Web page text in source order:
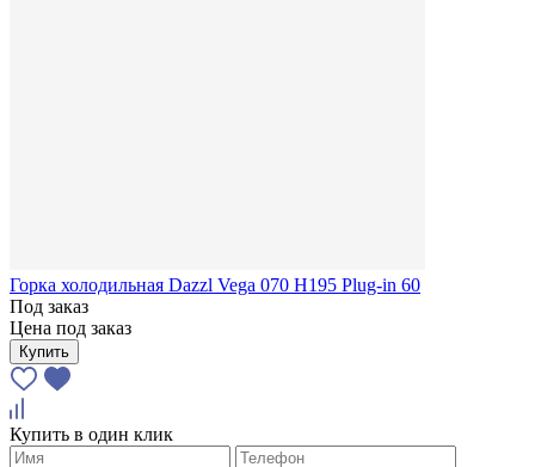
Горка холодильная Dazzl Vega 070 H195 Plug-in 60
Под заказ
Цена под заказ
Купить
Купить в один клик